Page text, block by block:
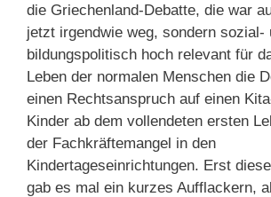
die Griechenland-Debatte, die war
jetzt irgendwie weg, sondern sozial-
bildungspolitisch hoch relevant für
Leben der normalen Menschen die
einen Rechtsanspruch auf einen
Kinder ab dem vollendeten ersten
der Fachkräftemangel in den
Kindertageseinrichtungen. Erst
gab es mal ein kurzes Aufflackern,